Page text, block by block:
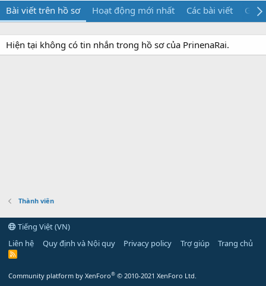
Bài viết trên hồ sơ Hoạt động mới nhất Các bài viết Giới
Hiện tại không có tin nhắn trong hồ sơ của PrinenaRai.
Thành viên
Tiếng Việt (VN)
Liên hệ
Quy định và Nội quy Privacy policy Trợ giúp Trang chủ
R
Community platform by XenForo® © 2010-2021 XenForo Ltd.